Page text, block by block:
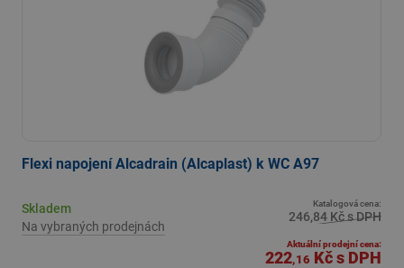
Flexi napojení Alcadrain (Alcaplast) k WC A97
Skladem
Na vybraných prodejnách
Katalogová cena:
246,84 Kč s DPH
Aktuální prodejní cena:
222,16 Kčs DPH